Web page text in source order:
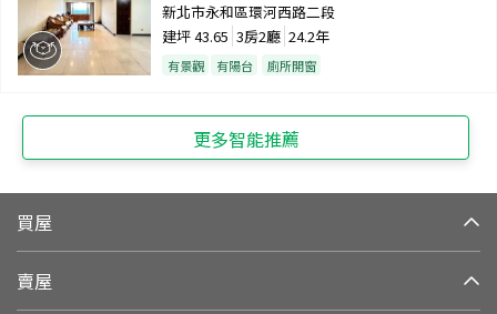
新北市永和區環河西路二段
建坪43.65 3房2廳 24.2年
有景觀 有陽台 廁所開窗
更多智能推薦
買屋
賣屋